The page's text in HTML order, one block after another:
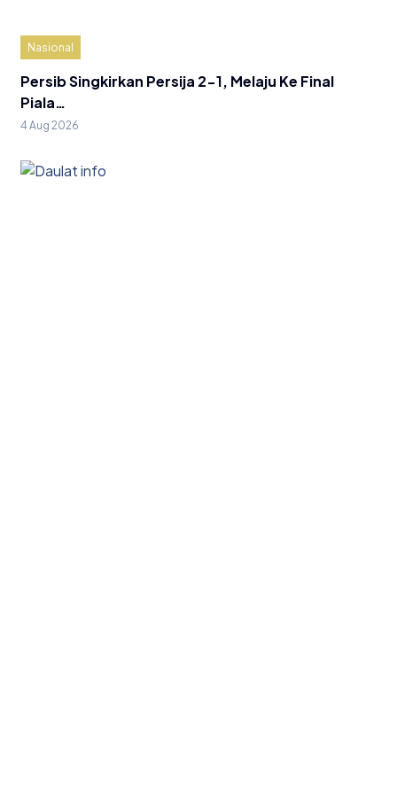
Nasional
Persib Singkirkan Persija 2-1, Melaju Ke Final
Piala…
4 Aug 2026